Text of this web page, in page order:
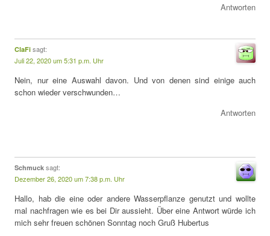
Antworten
ClaFi sagt:
Juli 22, 2020 um 5:31 p.m. Uhr
Nein, nur eine Auswahl davon. Und von denen sind einige auch
schon wieder verschwunden…
Antworten
Schmuck sagt:
Dezember 26, 2020 um 7:38 p.m. Uhr
Hallo, hab die eine oder andere Wasserpflanze genutzt und wollte
mal nachfragen wie es bei Dir aussieht. Über eine Antwort würde ich
mich sehr freuen schönen Sonntag noch Gruß Hubertus